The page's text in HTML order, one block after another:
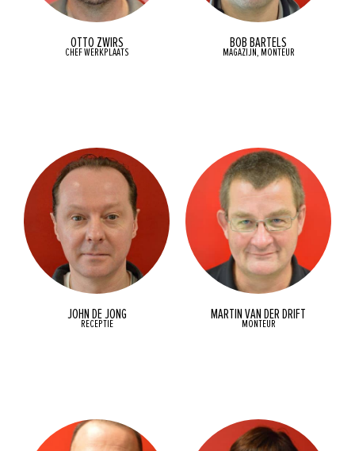
OTTO ZWIRS
CHEF WERKPLAATS
BOB BARTELS
MAGAZIJN, MONTEUR
JOHN DE JONG
RECEPTIE
MARTIN VAN DER DRIFT
MONTEUR